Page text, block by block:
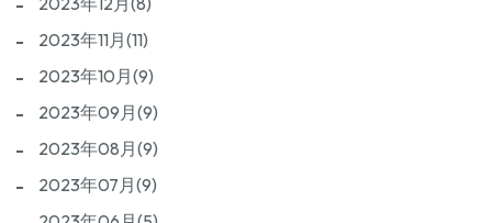
2023年11月(11)
2023年10月(9)
2023年09月(9)
2023年08月(9)
2023年07月(9)